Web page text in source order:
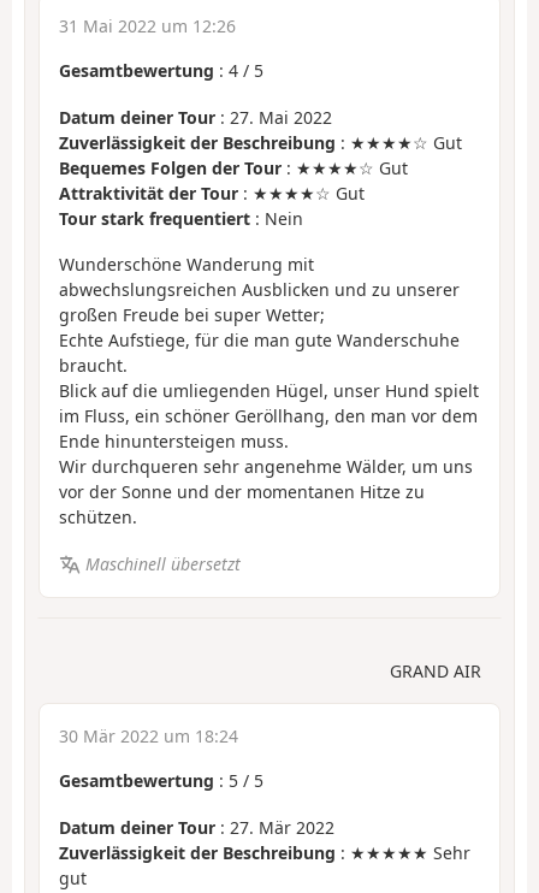
31 Mai 2022 um 12:26
Gesamtbewertung : 4 / 5
Datum deiner Tour : 27. Mai 2022
Zuverlässigkeit der Beschreibung : ★★★★☆ Gut
Bequemes Folgen der Tour : ★★★★☆ Gut
Attraktivität der Tour : ★★★★☆ Gut
Tour stark frequentiert : Nein
Wunderschöne Wanderung mit
abwechslungsreichen Ausblicken und zu unserer
großen Freude bei super Wetter;
Echte Aufstiege, für die man gute Wanderschuhe
braucht.
Blick auf die umliegenden Hügel, unser Hund spielt
im Fluss, ein schöner Geröllhang, den man vor dem
Ende hinuntersteigen muss.
Wir durchqueren sehr angenehme Wälder, um uns
vor der Sonne und der momentanen Hitze zu
schützen.
Maschinell übersetzt
GRAND AIR
30 Mär 2022 um 18:24
Gesamtbewertung : 5 / 5
Datum deiner Tour : 27. Mär 2022
Zuverlässigkeit der Beschreibung : ★★★★★ Sehr
gut